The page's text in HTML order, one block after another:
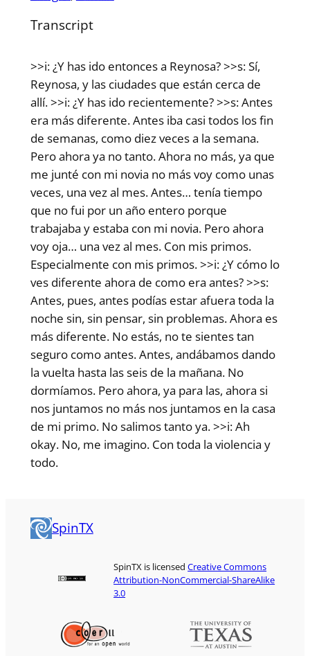
Transcript
>>i: ¿Y has ido entonces a Reynosa? >>s: Sí,
Reynosa, y las ciudades que están cerca de
allí. >>i: ¿Y has ido recientemente? >>s: Antes
era más diferente. Antes iba casi todos los fin
de semanas, como diez veces a la semana.
Pero ahora ya no tanto. Ahora no más, ya que
me junté con mi novia no más voy como unas
veces, una vez al mes. Antes… tenía tiempo
que no fui por un año entero porque
trabajaba y estaba con mi novia. Pero ahora
voy oja… una vez al mes. Con mis primos.
Especialmente con mis primos. >>i: ¿Y cómo lo
ves diferente ahora de como era antes? >>s:
Antes, pues, antes podías estar afuera toda la
noche sin, sin pensar, sin problemas. Ahora es
más diferente. No estás, no te sientes tan
seguro como antes. Antes, andábamos dando
la vuelta hasta las seis de la mañana. No
dormíamos. Pero ahora, ya para las, ahora si
nos juntamos no más nos juntamos en la casa
de mi primo. No salimos tanto ya. >>i: Ah
okay. No, me imagino. Con toda la violencia y
todo.
SpinTX
SpinTX is licensedCreative Commons
Attribution-NonCommercial-ShareAlike
3.0